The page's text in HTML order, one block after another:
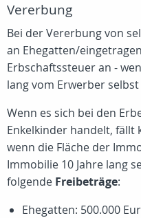
Vererbung
Bei der Vererbung von
an Ehegatten/
Erbschaftssteuer an -
lang vom Erwerber
Wenn es sich bei den
Enkelkinder handelt, fällt
wenn die Fläche der
Immobilie 10 Jahre lang
folgende Freibeträge:
Ehegatten: 500.000